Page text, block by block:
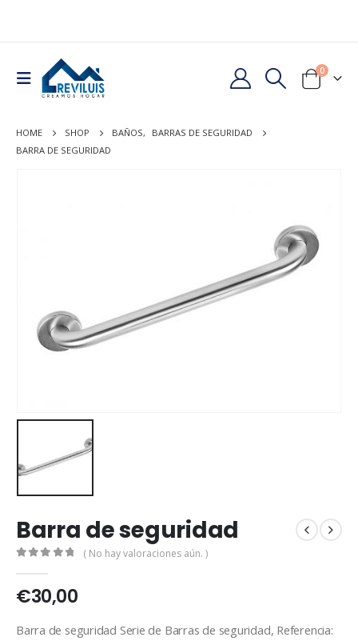
0
HOME SHOP BAÑOS,
BARRAS DE SEGURIDAD
BARRA DE SEGURIDAD
Barra de seguridad
( No hay valoraciones aún. )
€30,00
Barra de seguridad Serie de Barras de seguridad, Referencia: